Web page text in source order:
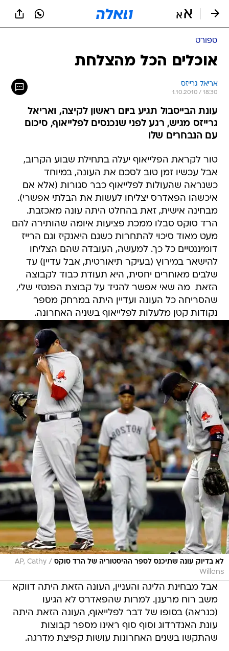
ספורט
אוכלים הכל מהצלחת
אריאל גרייזס
1.10.2010 / 18:30
עונת הבייסבול תגיע ביום ראשון לקיצה, ואריאל
גרייזס מגיש, רגע לפני שנכנסים לפלייאוף, סיכום
עם הנבחרים שלו
טור לקראת הפלייאוף יעלה בתחילת שבוע הקרוב,
אבל עכשיו זמן טוב לסכם את העונה, במיוחד
כשנראה שהעולות לפלייאוף כבר סגורות (אלא אם
איכשהו הפאדרס יצליחו לעשות את הבלתי אפשרי).
מבחינה אישית, זאת בהחלט היתה עונה מאכזבת.
הרד סוקס סבלו ממכת פציעות איומה שהותירה להם
מעט מאוד סיכוי להתחרות כשגם היאנקיז וגם הרייז
דומיננטיים כל כך. למעשה, העובדה שהם הצליחו
להישאר במירוץ (בעיקר תיאורטית, אבל עדיין) עד
שלבים מאוחרים יחסית, היא תעודת כבוד לקבוצה
הזאת  מה שאי אפשר להגיד על קבוצת הפנטזי שלי,
שהסריחה כל העונה ועדיין היתה במרחק מספר
נקודות קטן מלעלות לפלייאוף בשניה האחרונה.
לא בדיוק עונה שתיכנס לספר ההיסטוריה של הרד סוקס /
AP, Cathy
Willens
אבל מבחינת הליגה והעניין, העונה הזאת היתה דווקא
משב רוח מרענן. למרות שהפאדרס לא הגיעו
(כנראה) בסופו של דבר לפלייאוף, העונה הזאת היתה
עונת האנדרדוג וסוף סוף ראינו מספר קבוצות
שהתקשו בשנים האחרונות עושות קפיצת מדרגה.